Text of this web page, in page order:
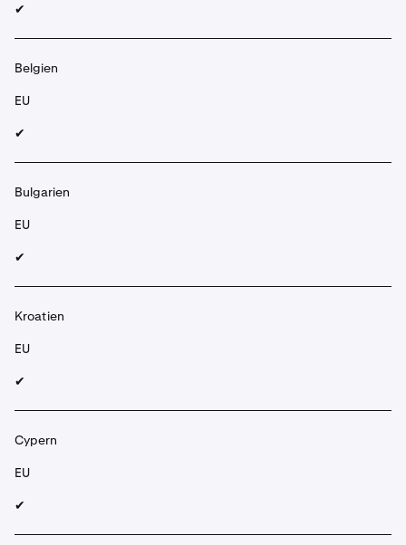
✔︎
Belgien
EU
✔︎
Bulgarien
EU
✔︎
Kroatien
EU
✔︎
Cypern
EU
✔︎